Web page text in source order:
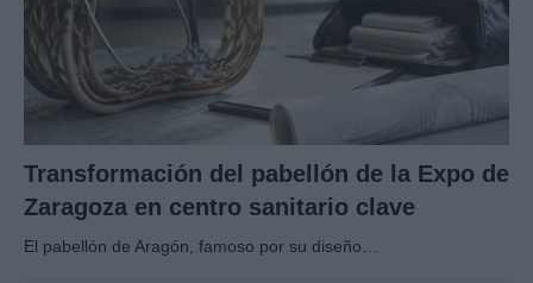
Transformación del pabellón de la Expo de
Zaragoza en centro sanitario clave
El pabellón de Aragón, famoso por su diseño…